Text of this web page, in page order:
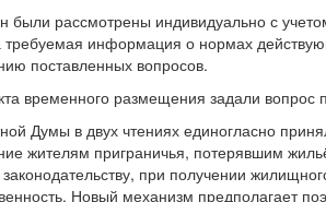
рассмотрены индивидуально с
требуемая информация о нормах
поставленных вопросов.
временного размещения задали
Думы в двух чтениях единогласно
жителям приграничья, потерявшим
при получении
Новый механизм предполагает